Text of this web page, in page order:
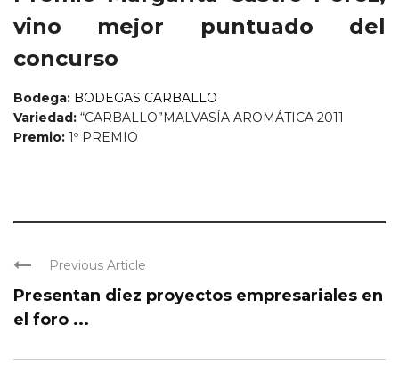
vino mejor puntuado del
concurso
Bodega: BODEGAS CARBALLO
Variedad: “CARBALLO”MALVASÍA AROMÁTICA 2011
Premio: 1º PREMIO
Previous Article
Presentan diez proyectos empresariales en
el foro ...